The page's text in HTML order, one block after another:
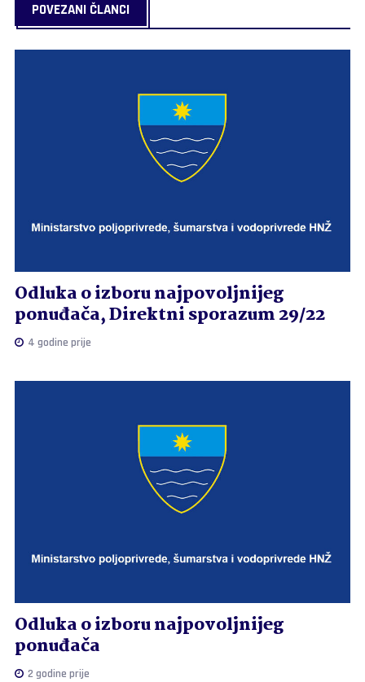
POVEZANI ČLANCI
Odluka o izboru najpovoljnijeg
ponuđača, Direktni sporazum 29/22
4 godine prije
Odluka o izboru najpovoljnijeg
ponuđača
2 godine prije